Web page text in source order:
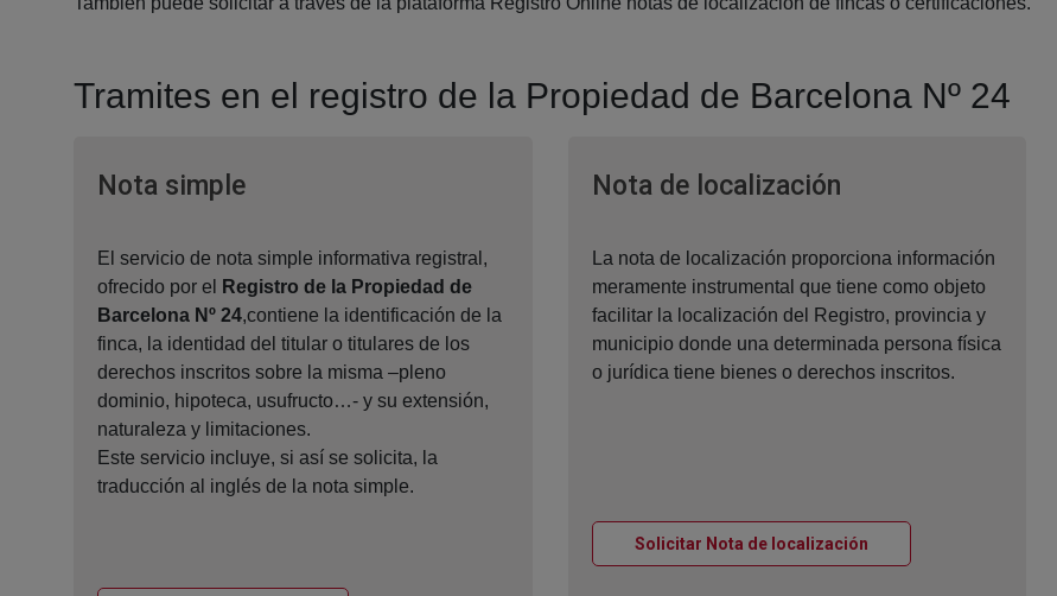
Tramites en el registro de la Propiedad de Barcelona Nº 24
Nota simpleVentana nueva
El servicio de nota simple informativa registral,
ofrecido por el
Registro de la Propiedad de
Barcelona Nº 24,contiene la identificación de la
finca, la identidad del titular o titulares de los
derechos inscritos sobre la misma –pleno
dominio, hipoteca, usufructo…- y su extensión,
naturaleza y limitaciones.
Este servicio incluye, si así se solicita, la
traducción al inglés de la nota simple.
Nota de localizaciónVentana nueva
La nota de localización proporciona información
meramente instrumental que tiene como objeto
facilitar la localización del Registro, provincia y
municipio donde una determinada persona física
o jurídica tiene bienes o derechos inscritos.
Solicitar Nota de localizaciónVentana nueva